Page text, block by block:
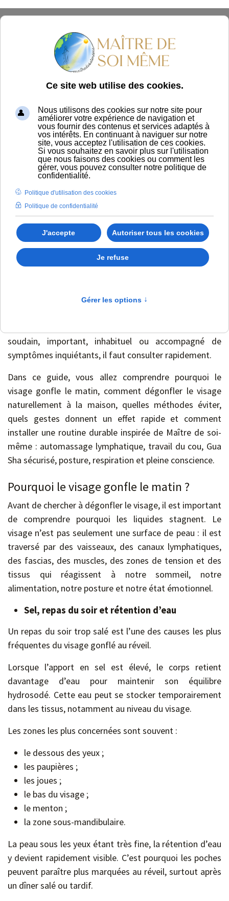
visage gonfléauréveilpeut donner l’impression
d’avoir
joues plus pleines, le menton moins net ou l’ovale
du visage moins dessiné.Cette sensation devisage
“bouffi”est fréquente, surtout après une mauvaise
nuit, un repas trop salé, de l’alcool, du stress ou une
période de fatigue.
Dans la majorité des cas, l’œdème du visage est lié à
une rétention d’eau temporaire, à une microcirculation
ralentie ou à un drainage lymphatique insuffisant. Les
liquides stagnent davantage dans les tissus mous du
visage, en particulier sous les yeux, sur les joues et
autour du menton.
certains cas, révéler un problème médical : allergie,
soudain, important, inhabituel ou accompagné de
symptômes inquiétants, il faut consulter rapidement.
Dans ce guide, vous allez comprendre pourquoi le
visage gonfle le matin, comment dégonfler le visage
naturellement à la maison, quelles méthodes éviter,
quels gestes donnent un effet rapide et comment
installer une routine durable inspirée de Maître de soi-
même : automassage lymphatique, travail du cou, Gua
Sha sécurisé, posture, respiration et pleine conscience.
Pourquoi le visage gonfle le matin ?
Avant de chercher à dégonfler le visage, il est important
de comprendre pourquoi les liquides stagnent. Le
visage n’est pas seulement une surface de peau : il est
traversé par des vaisseaux, des canaux lymphatiques,
des fascias, des muscles, des zones de tension et des
tissus qui réagissent à notre sommeil, notre
alimentation, notre posture et notre état émotionnel.
Sel, repas du soir et rétention d’eau
Un repas du soir trop salé est l’une des causes les plus
fréquentes du visage gonflé au réveil.
Lorsque l’apport en sel est élevé, le corps retient
davantage d’eau pour maintenir son équilibre
hydrosodé. Cette eau peut se stocker temporairement
dans les tissus, notamment au niveau du visage.
Les zones les plus concernées sont souvent :
le dessous des yeux ;
les paupières ;
les joues ;
le bas du visage ;
le menton ;
la zone sous-mandibulaire.
La peau sous les yeux étant très fine, la rétention d’eau
y devient rapidement visible. C’est pourquoi les poches
peuvent paraître plus marquées au réveil, surtout après
un dîner salé ou tardif.